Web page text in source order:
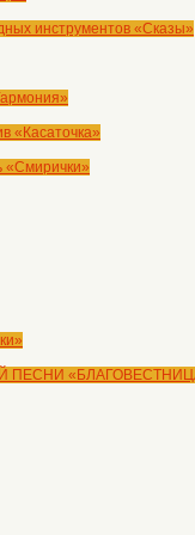
инструментов «Сказы»
«Касаточка»
«Смирички»
ПЕСНИ